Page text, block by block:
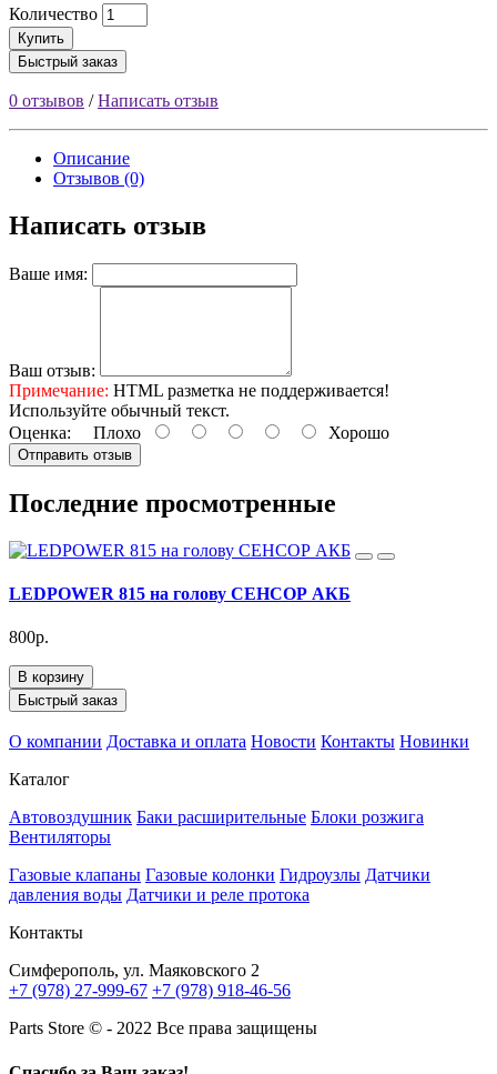
Количество
Купить
Быстрый заказ
0 отзывов /Написать отзыв
Описание
Отзывов (0)
Написать отзыв
Ваше имя:
Ваш отзыв:
Примечание: HTML разметка не поддерживается!
Используйте обычный текст.
Оценка: Плохо Хорошо
Отправить отзыв
Последние просмотренные
LEDPOWER 815 на голову СЕНСОР АКБ
800р.
В корзину
Быстрый заказ
О компании Доставка и оплата Новости Контакты Новинки
Каталог
Автовоздушник Баки расширительные Блоки розжига
Вентиляторы
Газовые клапаны Газовые колонки Гидроузлы Датчики
давления воды Датчики и реле протока
Контакты
Симферополь, ул. Маяковского 2
+7 (978) 27-999-67 +7 (978) 918-46-56
Parts Store © - 2022 Все права защищены